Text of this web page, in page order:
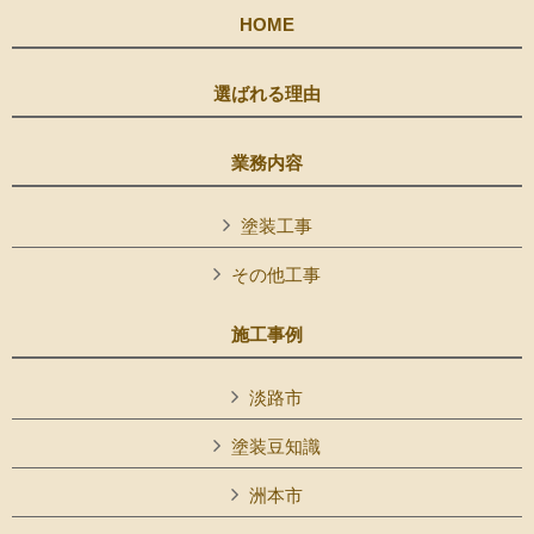
HOME
選ばれる理由
業務内容
塗装工事
その他工事
施工事例
淡路市
塗装豆知識
洲本市